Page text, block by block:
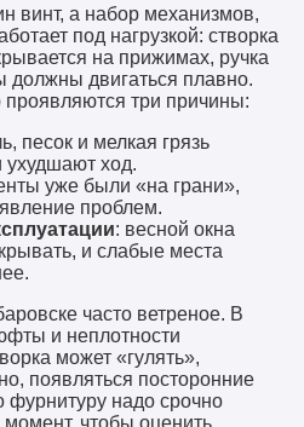
винт, а набор механизмов,
под нагрузкой: створка
на прижимах, ручка
должны двигаться плавно.
три причины:
песок и мелкая грязь
ухудшают ход.
уже были «на грани»,
проблем.
: весной окна
и слабые места
часто ветреное. В
и неплотности
может «гулять»,
появляться посторонние
фурнитуру надо срочно
чтобы оценить